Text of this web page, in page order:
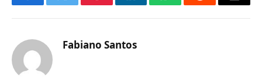
FacebookTwitter PinterestLinkedInO
Reddit
E-
Fabiano Santos